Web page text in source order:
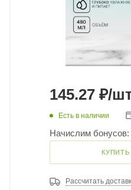
145.27 ₽/
Есть в наличии
Начислим бонусов:
КУПИТЬ
Рассчитать